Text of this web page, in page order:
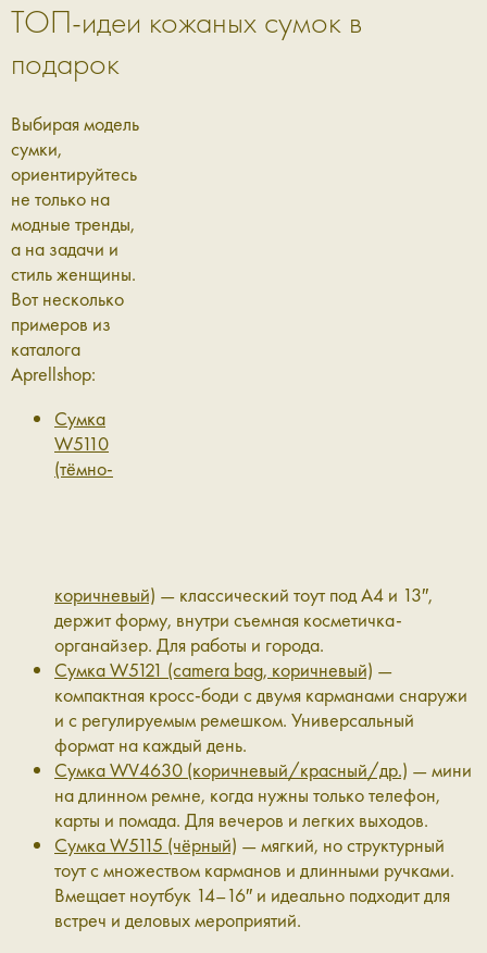
ТОП-идеи кожаных сумок в
подарок
Выбирая модель
сумки,
ориентируйтесь
не только на
модные тренды,
а на задачи и
стиль женщины.
Вот несколько
примеров из
каталога
Aprellshop:
Сумка
W5110
(тёмно-
коричневый) — классический тоут под А4 и 13″,
держит форму, внутри съемная косметичка-
органайзер. Для работы и города.
Сумка W5121 (camera bag, коричневый) —
компактная кросс-боди с двумя карманами снаружи
и с регулируемым ремешком. Универсальный
формат на каждый день.
Сумка WV4630 (коричневый/красный/др.) — мини
на длинном ремне, когда нужны только телефон,
карты и помада. Для вечеров и легких выходов.
Сумка W5115 (чёрный) — мягкий, но структурный
тоут с множеством карманов и длинными ручками.
Вмещает ноутбук 14–16″ и идеально подходит для
встреч и деловых мероприятий.